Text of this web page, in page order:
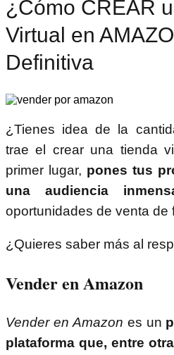
¿Cómo CREAR
Virtual en
Definitiva
¿Tienes idea de la
trae el crear una tienda
primer lugar, pones tus
una audiencia
oportunidades de venta de
¿Quieres saber más al
Vender en Amazon
Vender en Amazon es un
plataforma que, entre